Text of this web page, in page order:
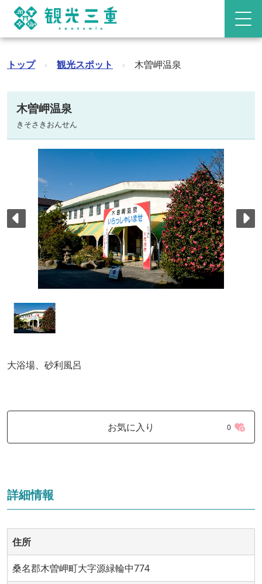
トップ › 観光スポット › 木曽岬温泉
木曽岬温泉
きそさきおんせん
大浴場、砂利風呂
お気に入り 0
詳細情報
住所
桑名郡木曽岬町大字源緑輪中774